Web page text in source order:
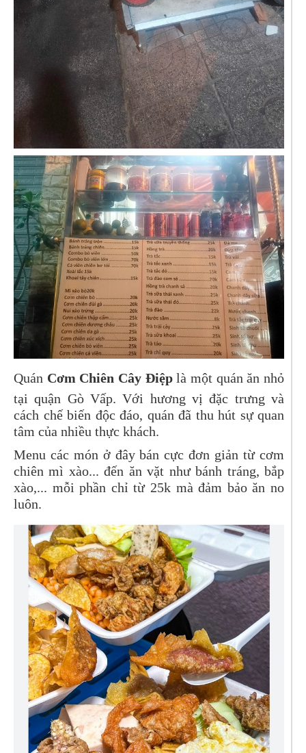
Quán Cơm Chiên Cây Điệplà một quán ăn nhỏ
tại quận Gò Vấp. Với hương vị đặc trưng và
cách chế biến độc đáo, quán đã thu hút sự quan
tâm của nhiều thực khách.
Menu các món ở đây bán cực đơn giản từ cơm
chiên mì xào... đến ăn vặt như bánh tráng, bắp
xào,... mỗi phần chỉ từ 25k mà đảm bảo ăn no
luôn.